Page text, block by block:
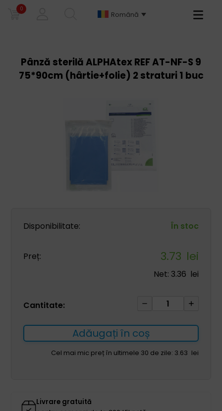
0
Română
Primary
Pânză sterilă ALPHAtex REF AT-NF-S 9
75*90cm (hârtie+folie) 2 straturi 1 buc
Disponibilitate: În stoc
Preț: 3.73 lei
Net: 3.36 lei
Cantitate:
Cantitate
sterilă
REF
Adăugați în coș
Cel mai mic preț în ultimele 30 de zile: 3.63 lei
Livrare gratuită